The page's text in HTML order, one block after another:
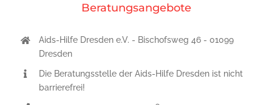
Beratungsangebote
Aids-Hilfe Dresden e.V. - Bischofsweg 46 - 01099
Dresden
Die Beratungsstelle der Aids-Hilfe Dresden ist nicht
barrierefrei!